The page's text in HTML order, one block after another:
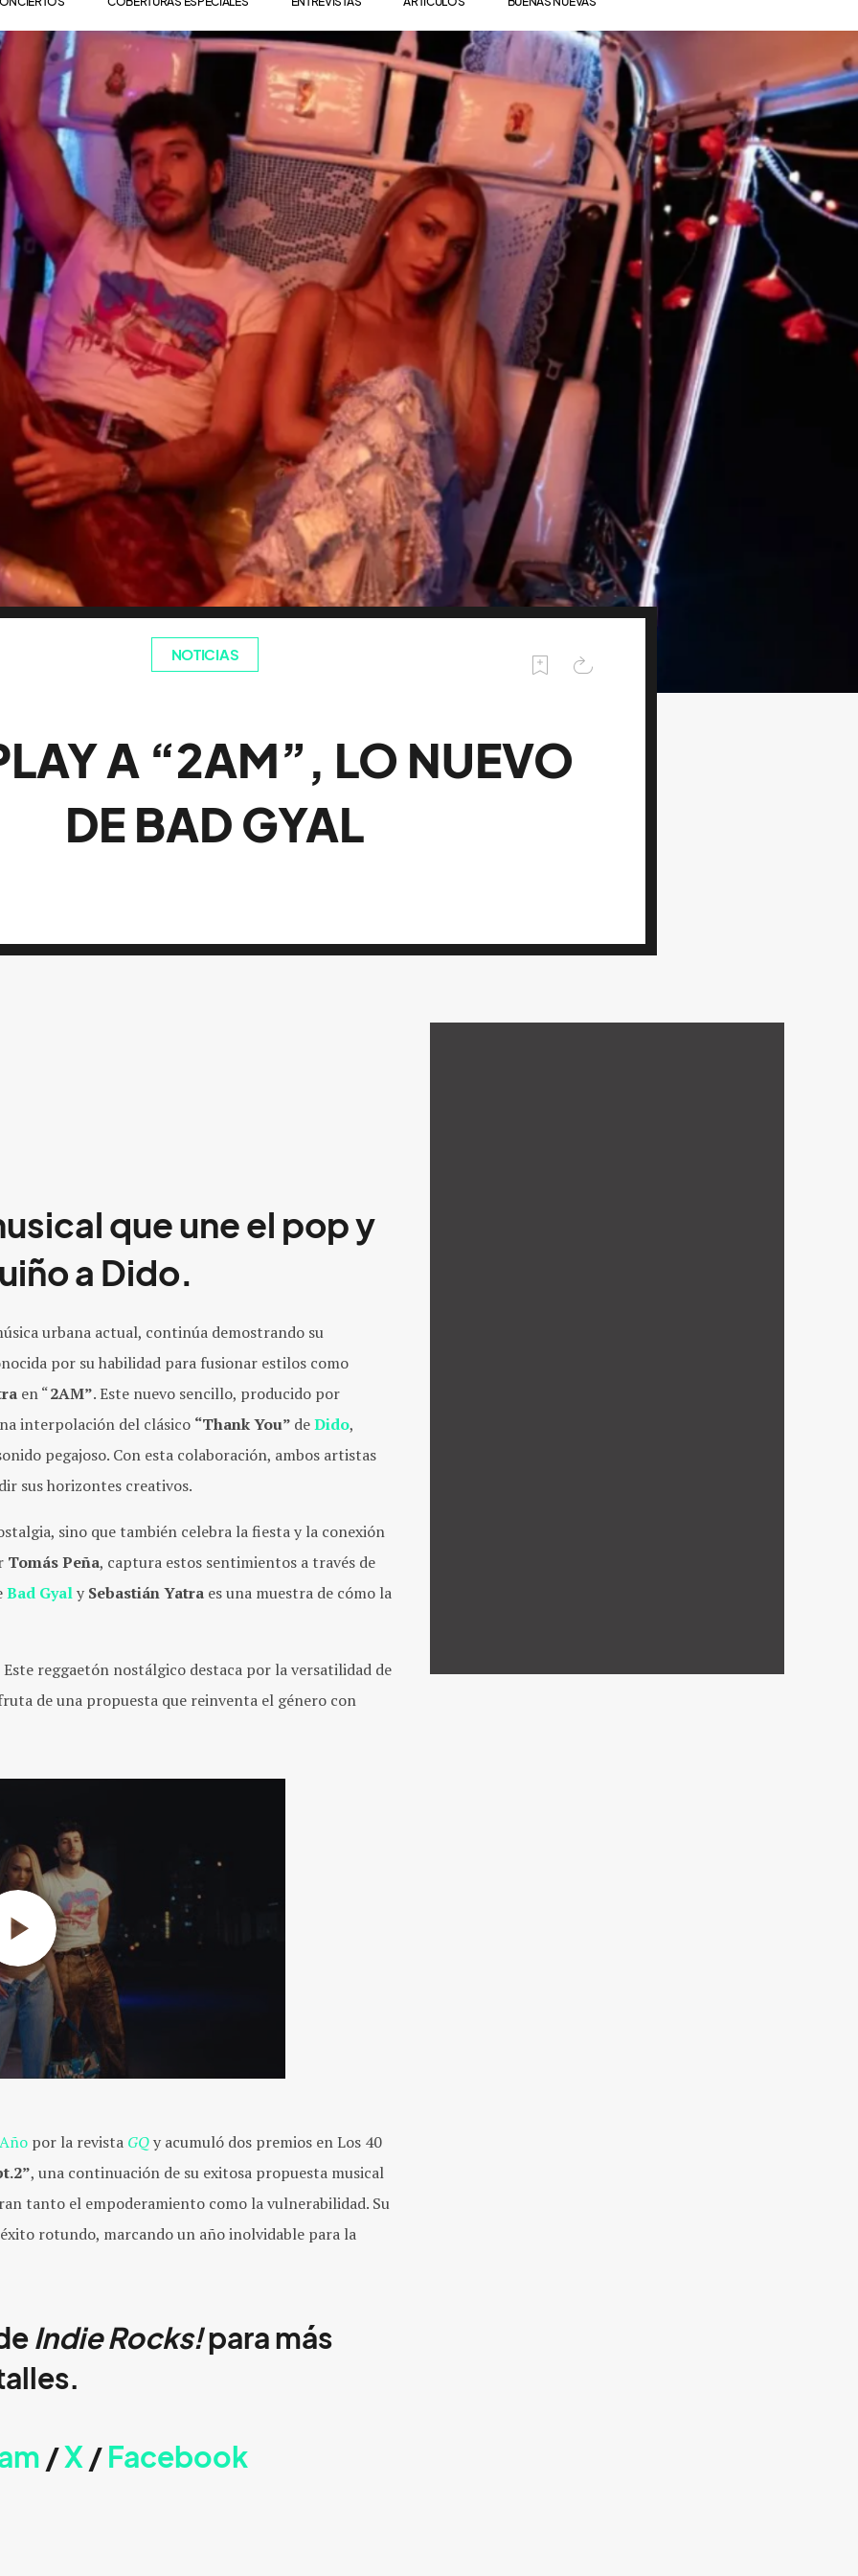
NOTICIAS
A “2AM”, LO NUEVO
DE BAD GYAL
que une el pop y
a Dido.
urbana actual, continúa demostrando su
por su habilidad para fusionar estilos como
en “2AM”. Este nuevo sencillo, producido por
interpolación del clásico “Thank You” deDido,
pegajoso. Con esta colaboración, ambos artistas
sus horizontes creativos.
sino que también celebra la fiesta y la conexión
Tomás Peña, captura estos sentimientos a través de
Bad Gyaly Sebastián Yatra es una muestra de cómo la
reggaetón nostálgico destaca por la versatilidad de
de una propuesta que reinventa el género con
por la revista GQy acumuló dos premios en Los 40
, una continuación de su exitosa propuesta musical
tanto el empoderamiento como la vulnerabilidad. Su
rotundo, marcando un año inolvidable para la
Indie Rocks!para más
/X/Facebook